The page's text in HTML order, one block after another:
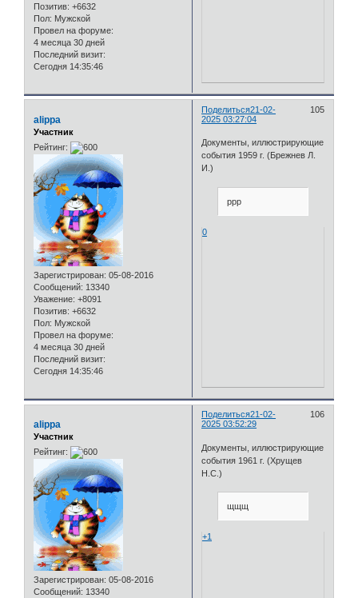
Позитив: +6632
Пол: Мужской
Провел на форуме:
4 месяца 30 дней
Последний визит:
Сегодня 14:35:46
Поделиться 105
21-02-
2025 03:27:04
alippa
Участник
Рейтинг:
Зарегистрирован: 05-08-2016
Сообщений: 13340
Уважение: +8091
Позитив: +6632
Пол: Мужской
Провел на форуме:
4 месяца 30 дней
Последний визит:
Сегодня 14:35:46
Документы, иллюстрирующие
события 1959 г. (Брежнев Л.
И.)
ррр
0
Поделиться 106
21-02-
2025 03:52:29
alippa
Участник
Рейтинг:
Зарегистрирован: 05-08-2016
Сообщений: 13340
Документы, иллюстрирующие
события 1961 г. (Хрущев
Н.С.)
щщщ
+1